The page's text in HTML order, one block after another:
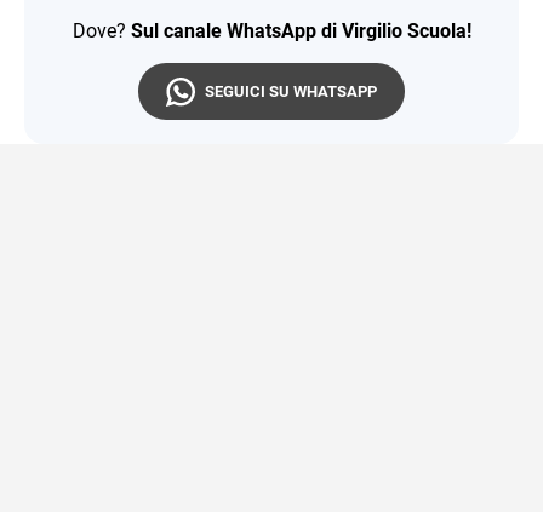
Dove? Sul canale WhatsApp di Virgilio Scuola!
SEGUICI SU WHATSAPP